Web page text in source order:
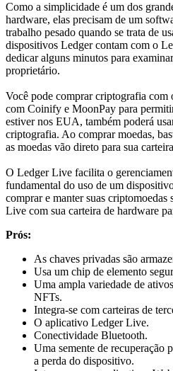
Como a simplicidade é um dos
hardware, elas precisam de um
trabalho pesado quando se trata de
dispositivos Ledger contam com o
dedicar alguns minutos para
proprietário.
Você pode comprar criptografia
com Coinify e MoonPay para
estiver nos EUA, também poderá
criptografia. Ao comprar moedas,
as moedas vão direto para sua
O Ledger Live facilita o
fundamental do uso de um
comprar e manter suas criptomoedas
Live com sua carteira de hardware
Prós:
As chaves privadas são
Usa um chip de elemento
Uma ampla variedade de
NFTs.
Integra-se com carteiras de
O aplicativo Ledger Live.
Conectividade Bluetooth.
Uma semente de recuperação
a perda do dispositivo.